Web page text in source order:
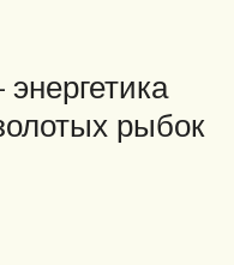
рыбок